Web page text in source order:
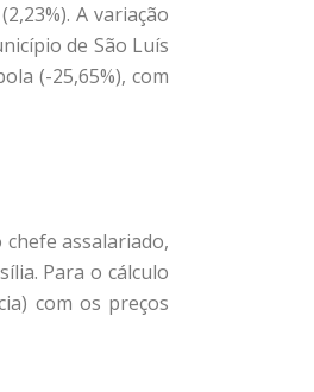
A variação
de São Luís
(-25,65%), com
assalariado,
Para o cálculo
com os preços